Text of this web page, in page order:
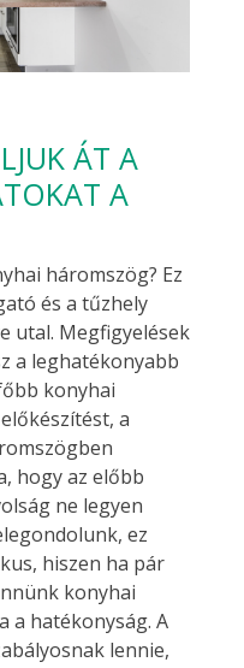
ÁT A
A
háromszög? Ez
és a tűzhely
utal. Megfigyelések
a leghatékonyabb
konyhai
a
hogy az előbb
ne legyen
ez
hiszen ha pár
konyhai
a hatékonyság. A
lennie,